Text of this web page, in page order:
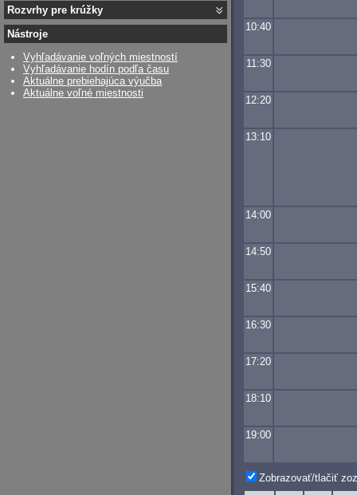
10:40
11:30
12:20
13:10
14:00
14:50
15:40
16:30
17:20
18:10
19:00
Zobrazovať/tlačiť
Rozvrhy pre krúžky
Nástroje
Vyhľadávanie voľných miestností
Vyhľadávanie hodín podľa času
Aktuálne prebiehajúca výučba
Aktuálne voľné miestnosti